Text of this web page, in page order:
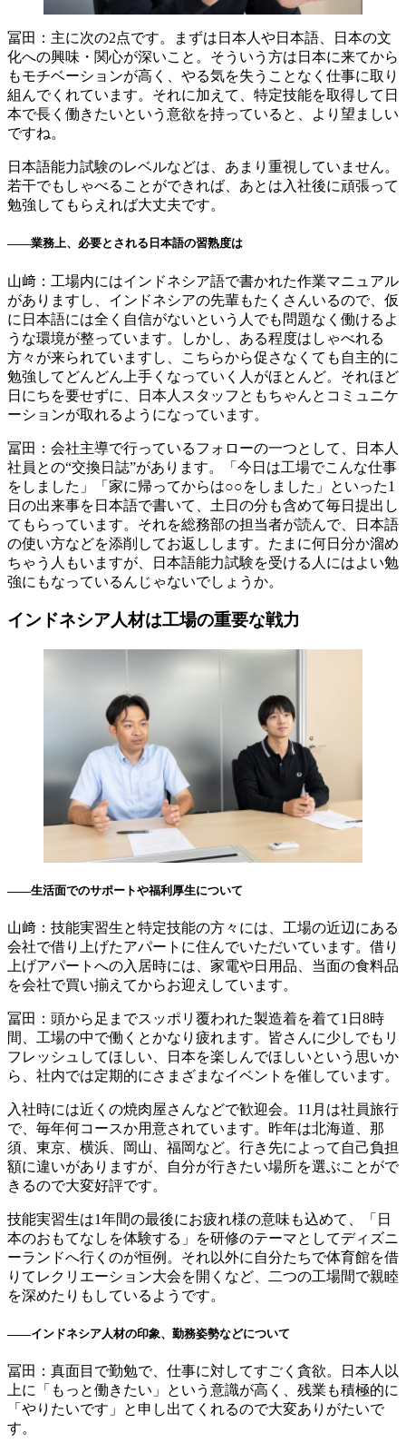
冨田：主に次の2点です。まずは日本人や日本語、日本の文
化への興味・関心が深いこと。そういう方は日本に来てから
もモチベーションが高く、やる気を失うことなく仕事に取り
組んでくれています。それに加えて、特定技能を取得して日
本で長く働きたいという意欲を持っていると、より望ましい
ですね。
日本語能力試験のレベルなどは、あまり重視していません。
若干でもしゃべることができれば、あとは入社後に頑張って
勉強してもらえれば大丈夫です。
――業務上、必要とされる日本語の習熟度は
山﨑：工場内にはインドネシア語で書かれた作業マニュアル
がありますし、インドネシアの先輩もたくさんいるので、仮
に日本語には全く自信がないという人でも問題なく働けるよ
うな環境が整っています。しかし、ある程度はしゃべれる
方々が来られていますし、こちらから促さなくても自主的に
勉強してどんどん上手くなっていく人がほとんど。それほど
日にちを要せずに、日本人スタッフともちゃんとコミュニケ
ーションが取れるようになっています。
冨田：会社主導で行っているフォローの一つとして、日本人
社員との“交換日誌”があります。「今日は工場でこんな仕事
をしました」「家に帰ってからは○○をしました」といった1
日の出来事を日本語で書いて、土日の分も含めて毎日提出し
てもらっています。それを総務部の担当者が読んで、日本語
の使い方などを添削してお返しします。たまに何日分か溜め
ちゃう人もいますが、日本語能力試験を受ける人にはよい勉
強にもなっているんじゃないでしょうか。
インドネシア人材は工場の重要な戦力
――生活面でのサポートや福利厚生について
山﨑：技能実習生と特定技能の方々には、工場の近辺にある
会社で借り上げたアパートに住んでいただいています。借り
上げアパートへの入居時には、家電や日用品、当面の食料品
を会社で買い揃えてからお迎えしています。
冨田：頭から足までスッポリ覆われた製造着を着て1日8時
間、工場の中で働くとかなり疲れます。皆さんに少しでもリ
フレッシュしてほしい、日本を楽しんでほしいという思いか
ら、社内では定期的にさまざまなイベントを催しています。
入社時には近くの焼肉屋さんなどで歓迎会。11月は社員旅行
で、毎年何コースか用意されています。昨年は北海道、那
須、東京、横浜、岡山、福岡など。行き先によって自己負担
額に違いがありますが、自分が行きたい場所を選ぶことがで
きるので大変好評です。
技能実習生は1年間の最後にお疲れ様の意味も込めて、「日
本のおもてなしを体験する」を研修のテーマとしてディズニ
ーランドへ行くのが恒例。それ以外に自分たちで体育館を借
りてレクリエーション大会を開くなど、二つの工場間で親睦
を深めたりもしているようです。
――インドネシア人材の印象、勤務姿勢などについて
冨田：真面目で勤勉で、仕事に対してすごく貪欲。日本人以
上に「もっと働きたい」という意識が高く、残業も積極的に
「やりたいです」と申し出てくれるので大変ありがたいで
す。